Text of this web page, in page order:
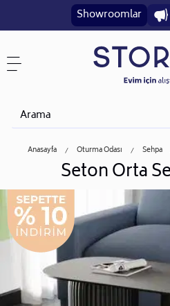
Showroomlar
Anasayfa Oturma Odası Sehpa
Seton Orta